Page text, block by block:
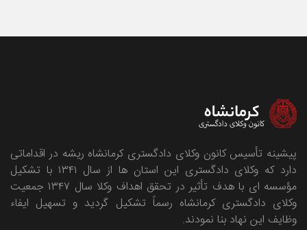
پیشینه تأسیس کانون وکلای دادگستری کرمانشاه ریشه در اقداماتی
دارد که وکلای دادگستری این استان ها از سال ۱۳۴۱ با تشکیل
مؤسسه ای با هدف تأثیر در تحقق اهداف وکلا سال ۱۳۴۷ جمعیت
وکلای دادگستری کرمانشاه رسماً تشکیل گردید و تسهیل ایفاء
وظایف این نهاد بنا نمودند.